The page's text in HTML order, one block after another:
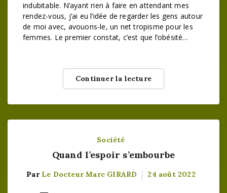
indubitable. N’ayant rien à faire en attendant mes
rendez-vous, j’ai eu l’idée de regarder les gens autour
de moi avec, avouons-le, un net tropisme pour les
femmes. Le premier constat, c’est que l’obésité…
Continuer la lecture
Société
Quand l’espoir s’embourbe
Par Le Docteur Marc GIRARD 24 août 2022